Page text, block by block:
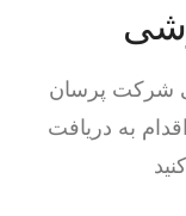
شرکت پرسان
به دریافت